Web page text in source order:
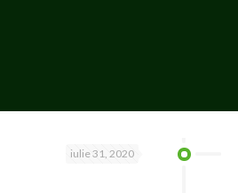
iulie 31, 2020